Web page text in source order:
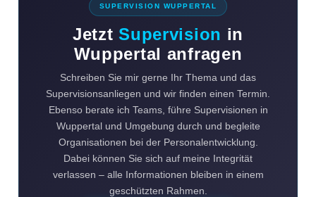
SUPERVISION WUPPERTAL
Jetzt Supervision in
Wuppertal anfragen
Schreiben Sie mir gerne Ihr Thema und das
Supervisionsanliegen und wir finden einen Termin.
Ebenso berate ich Teams, führe Supervisionen in
Wuppertal und Umgebung durch und begleite
Organisationen bei der Personalentwicklung.
Dabei können Sie sich auf meine Integrität
verlassen – alle Informationen bleiben in einem
geschützten Rahmen.